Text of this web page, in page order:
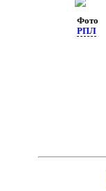
Фото
РПЛ